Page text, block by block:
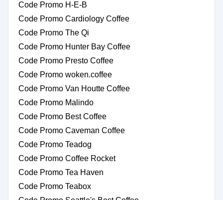
Code Promo H-E-B
Code Promo Cardiology Coffee
Code Promo The Qi
Code Promo Hunter Bay Coffee
Code Promo Presto Coffee
Code Promo woken.coffee
Code Promo Van Houtte Coffee
Code Promo Malindo
Code Promo Best Coffee
Code Promo Caveman Coffee
Code Promo Teadog
Code Promo Coffee Rocket
Code Promo Tea Haven
Code Promo Teabox